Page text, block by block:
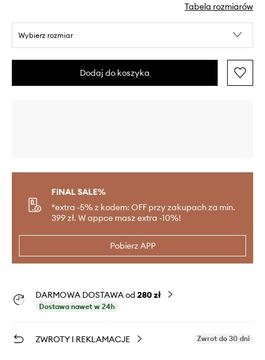
Tabela rozmiarów
Wybierz rozmiar
Dodaj do koszyka
FINAL SALE%
*extra -5% z kodem: OFF przy zakupach za min.
399 zł. W appce masz extra -10%!
Pobierz APP
DARMOWA DOSTAWA od 280 zł
Dostawa nawet w 24h
ZWROTY I REKLAMACJE Zwrot do 30 dni